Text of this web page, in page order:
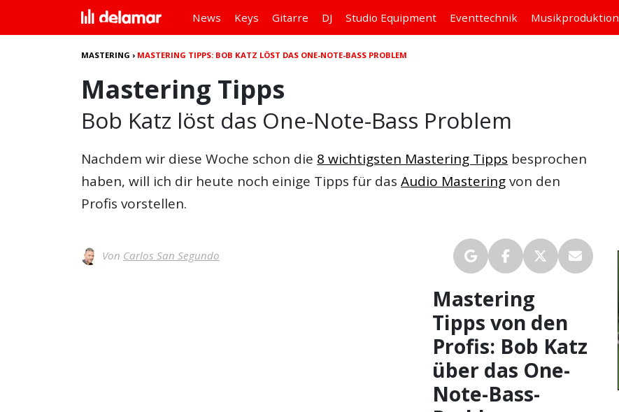
News Keys Gitarre DJ Studio Equipment Eventtechnik Musikproduktion
MASTERING › MASTERING TIPPS: BOB KATZ LÖST DAS ONE-NOTE-BASS PROBLEM
Mastering Tipps
Bob Katz löst das One-Note-Bass Problem
Nachdem wir diese Woche schon die 8 wichtigsten Mastering Tipps besprochen
haben, will ich dir heute noch einige Tipps für dasAudio Masteringvon den
Profis vorstellen.
Von Carlos San Segundo
Mastering
Tipps von den
Profis: Bob Katz
über das One-
Note-Bass-